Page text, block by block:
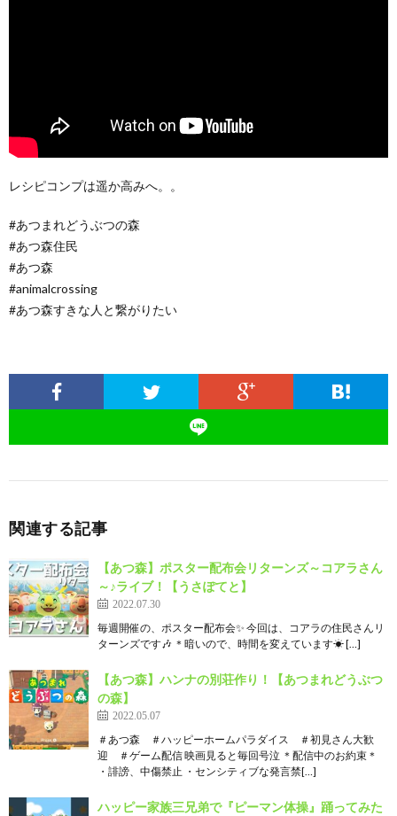
レシピコンプは遥か高みへ。。
#あつまれどうぶつの森
#あつ森住民
#あつ森
#animalcrossing
#あつ森すきな人と繋がりたい
関連する記事
【あつ森】ポスター配布会リターンズ～コアラさん
～♪ライブ！【うさぽてと】
2022.07.30
毎週開催の、ポスター配布会✨ 今回は、コアラの住民さんリ
ターンズです🎶 ＊暗いので、時間を変えています☀ […]
【あつ森】ハンナの別荘作り！【あつまれどうぶつ
の森】
2022.05.07
＃あつ森 ＃ハッピーホームパラダイス ＃初見さん大歓
迎 ＃ゲーム配信 映画見ると毎回号泣 ＊配信中のお約束＊
・誹謗、中傷禁止 ・センシティブな発言禁[…]
ハッピー家族三兄弟で『ピーマン体操』踊ってみた